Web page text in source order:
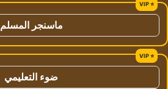
ماسنجر المسلم
ضوء التعليمي